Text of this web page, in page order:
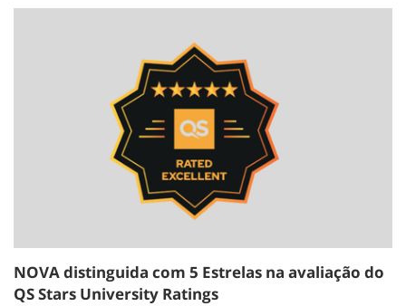
NOVA distinguida com 5 Estrelas na avaliação do
QS Stars University Ratings